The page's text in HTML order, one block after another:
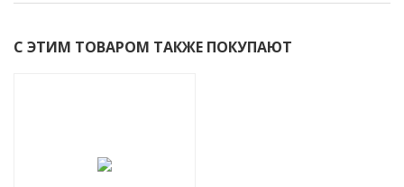
С ЭТИМ ТОВАРОМ ТАКЖЕ ПОКУПАЮТ